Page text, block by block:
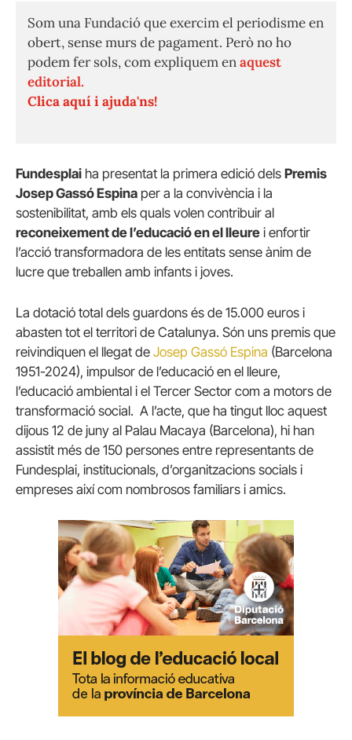
Som una Fundació que exercim el periodisme en
obert, sense murs de pagament. Però no ho
podem fer sols, com expliquem enaquest
editorial.
Clica aquí i ajuda'ns!
Fundesplai ha presentat la primera edició dels Premis
Josep Gassó Espina per a la convivència i la
sostenibilitat, amb els quals volen contribuir al
reconeixement de l’educació en el lleure i enfortir
l’acció transformadora de les entitats sense ànim de
lucre que treballen amb infants i joves.
La dotació total dels guardons és de 15.000 euros i
abasten tot el territori de Catalunya. Són uns premis que
reivindiquen el llegat de Josep Gassó Espina (Barcelona
1951-2024), impulsor de l’educació en el lleure,
l’educació ambiental i el Tercer Sector com a motors de
transformació social. A l’acte, que ha tingut lloc aquest
dijous 12 de juny al Palau Macaya (Barcelona), hi han
assistit més de 150 persones entre representants de
Fundesplai, institucionals, d’organitzacions socials i
empreses així com nombrosos familiars i amics.